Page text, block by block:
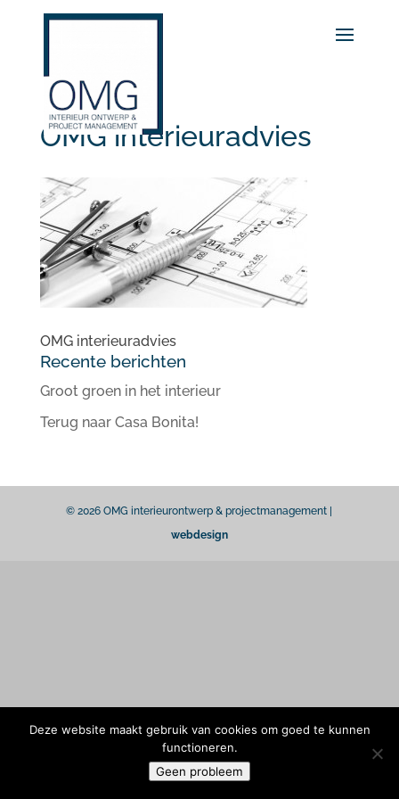
OMG interieuradvies
OMG interieuradvies
Recente berichten
Groot groen in het interieur
Terug naar Casa Bonita!
© 2026 OMG interieurontwerp & projectmanagement |
webdesign
Deze website maakt gebruik van cookies om goed te kunnen
functioneren.
Geen probleem